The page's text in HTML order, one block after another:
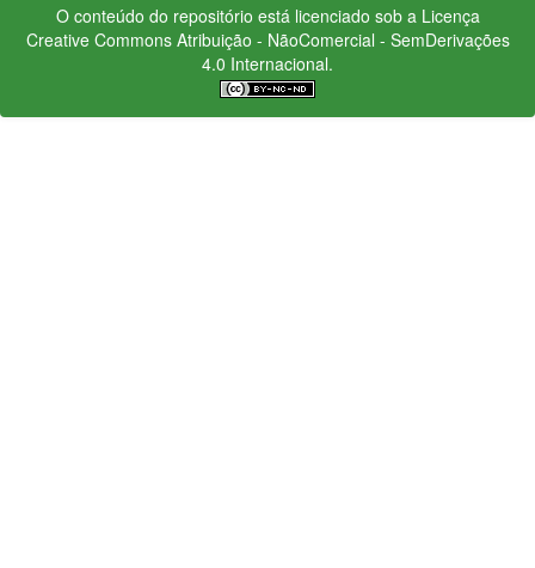
O conteúdo do repositório está licenciado sob a Licença
Creative CommonsAtribuição - NãoComercial - SemDerivações
4.0 Internacional.